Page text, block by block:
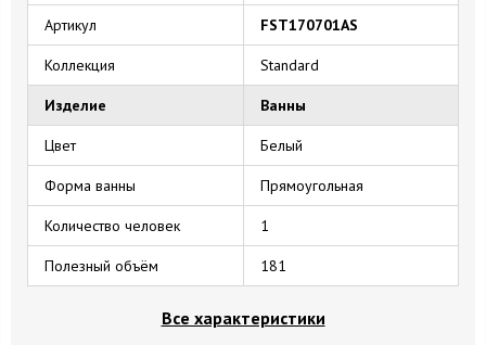
Артикул FST170701AS
Коллекция Standard
Изделие Ванны
Цвет Белый
Форма ванны Прямоугольная
Количество человек 1
Полезный объём 181
Все характеристики